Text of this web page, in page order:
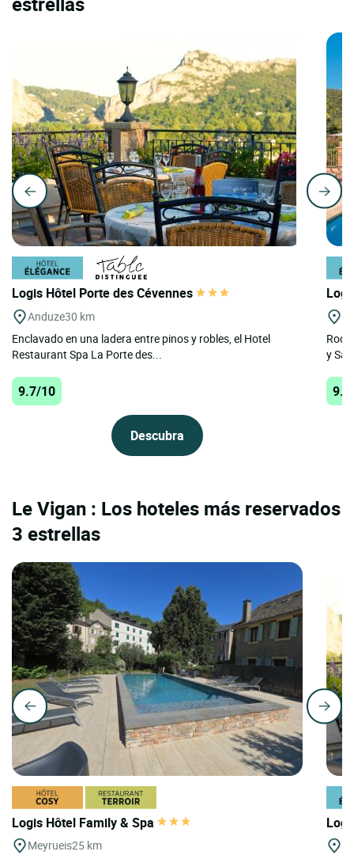
Logis Hôtel Porte des Cévennes
Anduze30 km
Enclavado en una ladera entre pinos y robles, el Hotel
Restaurant Spa La Porte des...
9.7/10
Descubra
y
Le Vigan : Los hoteles más reservados
3 estrellas
Logis Hôtel Family & Spa
Meyrueis25 km